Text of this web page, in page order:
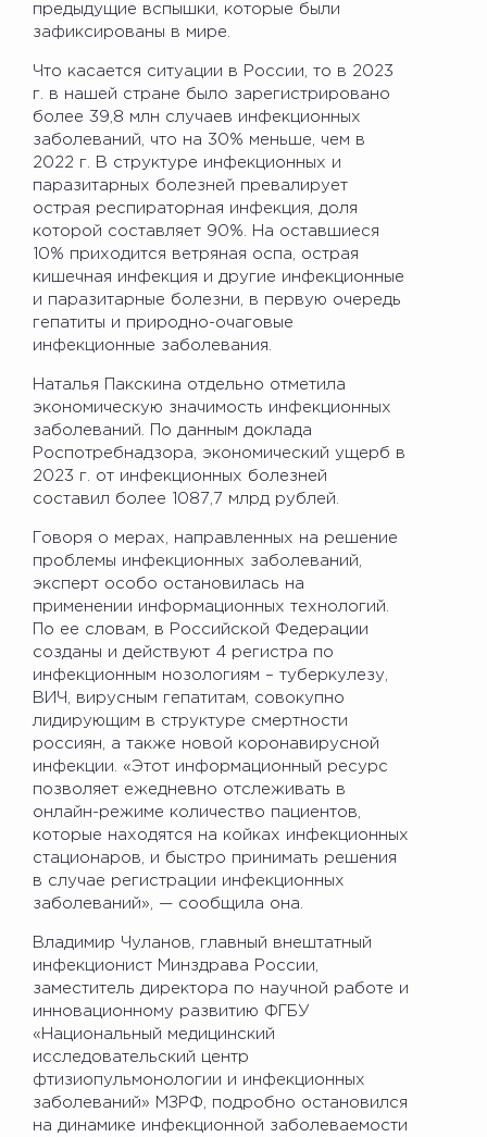
предыдущие вспышки, которые были
зафиксированы в мире.
Что касается ситуации в России, то в 2023
г. в нашей стране было зарегистрировано
более 39,8 млн случаев инфекционных
заболеваний, что на 30% меньше, чем в
2022 г. В структуре инфекционных и
паразитарных болезней превалирует
острая респираторная инфекция, доля
которой составляет 90%. На оставшиеся
10% приходится ветряная оспа, острая
кишечная инфекция и другие инфекционные
и паразитарные болезни, в первую очередь
гепатиты и природно-очаговые
инфекционные заболевания.
Наталья Пакскина отдельно отметила
экономическую значимость инфекционных
заболеваний. По данным доклада
Роспотребнадзора, экономический ущерб в
2023 г. от инфекционных болезней
составил более 1087,7 млрд рублей.
Говоря о мерах, направленных на решение
проблемы инфекционных заболеваний,
эксперт особо остановилась на
применении информационных технологий.
По ее словам, в Российской Федерации
созданы и действуют 4 регистра по
инфекционным нозологиям – туберкулезу,
ВИЧ, вирусным гепатитам, совокупно
лидирующим в структуре смертности
россиян, а также новой коронавирусной
инфекции. «Этот информационный ресурс
позволяет ежедневно отслеживать в
онлайн-режиме количество пациентов,
которые находятся на койках инфекционных
стационаров, и быстро принимать решения
в случае регистрации инфекционных
заболеваний», — сообщила она.
Владимир Чуланов, главный внештатный
инфекционист Минздрава России,
заместитель директора по научной работе и
инновационному развитию ФГБУ
«Национальный медицинский
исследовательский центр
фтизиопульмонологии и инфекционных
заболеваний» МЗРФ, подробно остановился
на динамике инфекционной заболеваемости